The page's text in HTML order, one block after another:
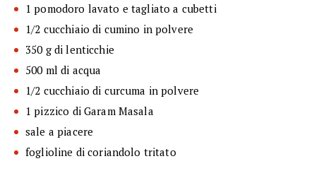
1 pomodoro lavato e tagliato a cubetti
1/2 cucchiaio di cumino in polvere
350 g di lenticchie
500 ml di acqua
1/2 cucchiaio di curcuma in polvere
1 pizzico di Garam Masala
sale a piacere
foglioline di coriandolo tritato